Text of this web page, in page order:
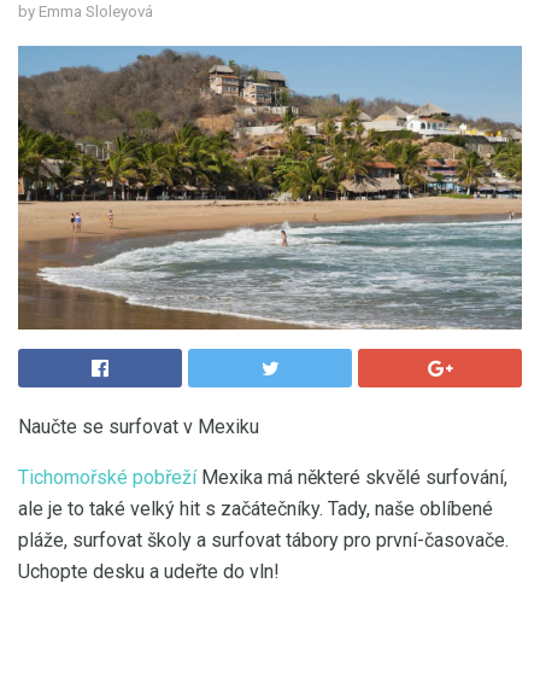
by Emma Sloleyová
Naučte se surfovat v Mexiku
Tichomořské pobřežíMexika má některé skvělé surfování,
ale je to také velký hit s začátečníky. Tady, naše oblíbené
pláže, surfovat školy a surfovat tábory pro první-časovače.
Uchopte desku a udeřte do vln!